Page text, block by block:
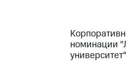
номинации